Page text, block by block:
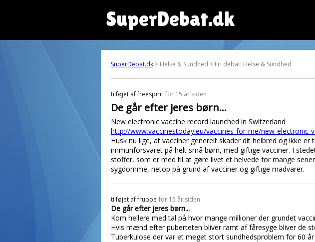
SuperDebat.dk
SuperDebat.dk > Helse & Sundhed > Fri debat: Helse & Sundhed
tilføjet affreespirit for 15 år siden
De går efter jeres børn...
New electronic vaccine record launched in Switzerland
http://www.vaccinestoday.eu/vaccines-for-me/new-electronic-
Husk nu lige, at vacciner generelt skader dit helbred og ikke
immunforsvaret på helt små børn, med giftige vacciner. I
stoffer, som er med til at gøre livet et helvede for mange
sygdomme, netop på grund af vacciner og giftige madvarer.
tilføjet affruppe for 15 år siden
De går efter jeres børn...
Kom hellere med tal på hvor mange millioner der grundet
Hvis mænd efter puberteten bliver ramt af fåresyge bliver de
Tuberkulose der var et meget stort sundhedsproblem for 60